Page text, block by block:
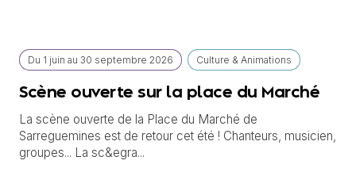
Du 1 juin au 30 septembre 2026 Culture & Animations
Scène ouverte sur la place du Marché
La scène ouverte de la Place du Marché de
Sarreguemines est de retour cet été ! Chanteurs, musicien,
groupes... La sc&egra...